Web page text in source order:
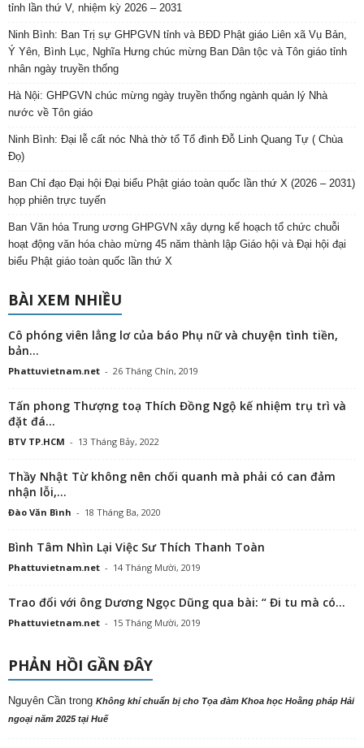
tỉnh lần thứ V, nhiệm kỳ 2026 – 2031
Ninh Bình: Ban Trị sự GHPGVN tỉnh và BĐD Phật giáo Liên xã Vụ Bản,
Ý Yên, Bình Lục, Nghĩa Hưng chúc mừng Ban Dân tộc và Tôn giáo tỉnh
nhân ngày truyền thống
Hà Nội: GHPGVN chúc mừng ngày truyền thống ngành quản lý Nhà
nước về Tôn giáo
Ninh Bình: Đại lễ cất nóc Nhà thờ tổ Tổ đình Đỗ Linh Quang Tự ( Chùa
Đọ)
Ban Chỉ đạo Đại hội Đại biểu Phật giáo toàn quốc lần thứ X (2026 – 2031)
họp phiên trực tuyến
Ban Văn hóa Trung ương GHPGVN xây dựng kế hoạch tổ chức chuỗi
hoạt động văn hóa chào mừng 45 năm thành lập Giáo hội và Đại hội đại
biểu Phật giáo toàn quốc lần thứ X
BÀI XEM NHIỀU
Cô phóng viên lẳng lơ của báo Phụ nữ và chuyện tình tiền,
bản...
Phattuvietnam.net - 26 Tháng Chín, 2019
Tấn phong Thượng toạ Thích Đồng Ngộ kế nhiệm trụ trì và
đặt đá...
BTV TP.HCM - 13 Tháng Bảy, 2022
Thầy Nhật Từ không nên chối quanh mà phải có can đảm
nhận lỗi,...
Đào Văn Bình - 18 Tháng Ba, 2020
Bình Tâm Nhìn Lại Việc Sư Thích Thanh Toàn
Phattuvietnam.net - 14 Tháng Mười, 2019
Trao đổi với ông Dương Ngọc Dũng qua bài: “ Đi tu mà có...
Phattuvietnam.net - 15 Tháng Mười, 2019
PHẢN HỒI GẦN ĐÂY
Nguyên Cần trong Không khí chuẩn bị cho Tọa đàm Khoa học Hoằng pháp Hải
ngoại năm 2025 tại Huế